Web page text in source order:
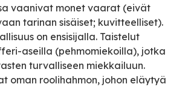
vaanivat monet vaarat (eivät
tarinan sisäiset; kuvitteelliset).
on ensisijalla. Taistelut
aseilla (pehmomiekoilla), jotka
turvalliseen miekkailuun.
oman roolihahmon, johon eläytyä